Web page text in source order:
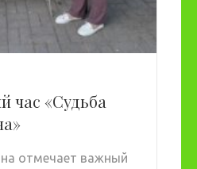
час «Судьба
отмечает важный